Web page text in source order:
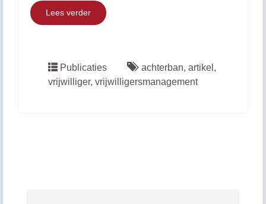
Lees verder
Publicaties achterban, artikel ,
vrijwilliger, vrijwilligersmanagement